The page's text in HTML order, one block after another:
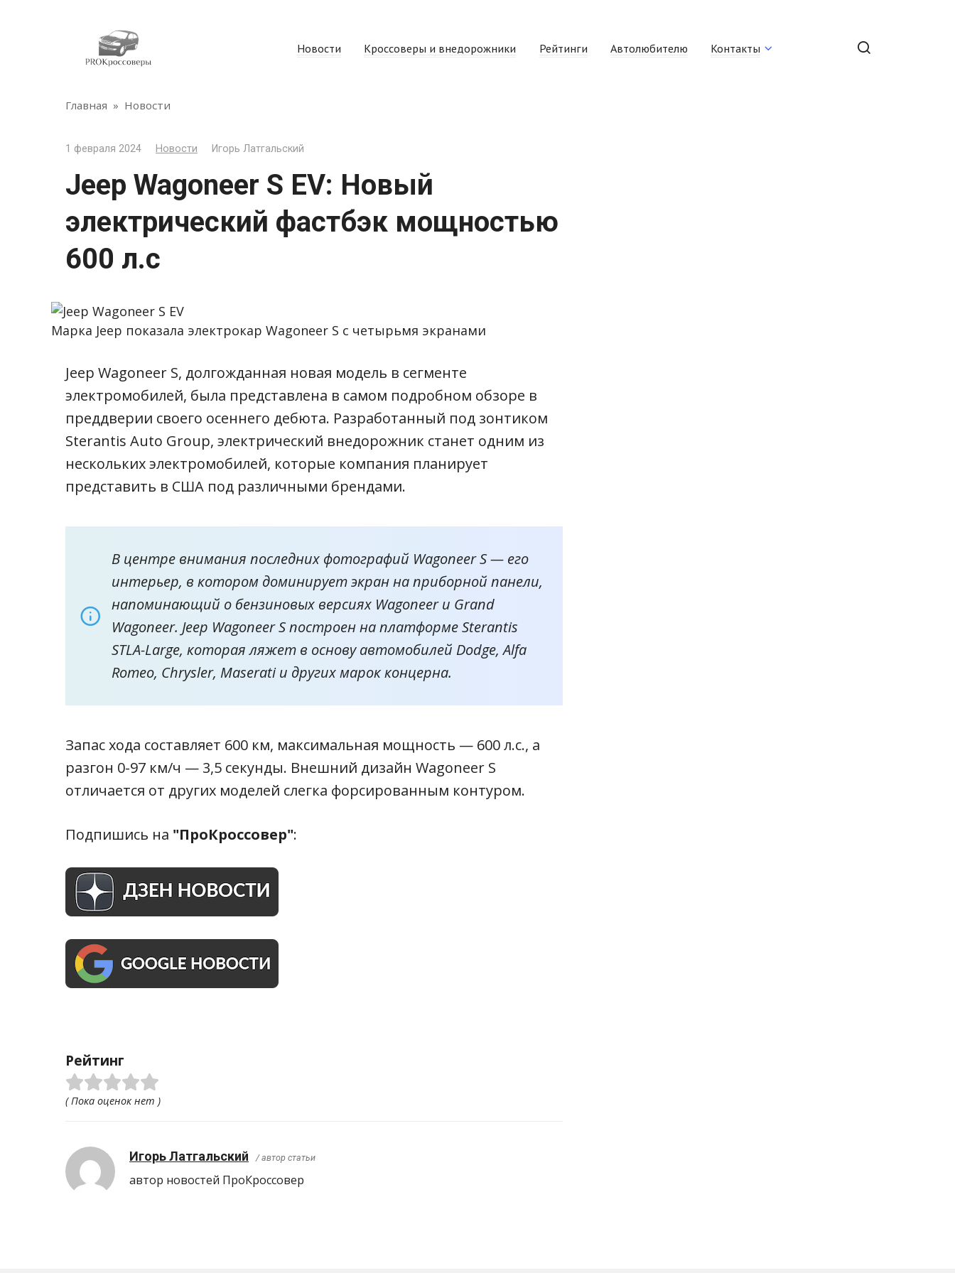
Новости Кроссоверы и внедорожники Рейтинги Автолюбителю Контакты
Главная » Новости
1 февраля 2024 Новости Игорь Латгальский
Jeep Wagoneer S EV: Новый
электрический фастбэк мощностью
600 л.с
Марка Jeep показала электрокар Wagoneer S с четырьмя экранами
Jeep Wagoneer S, долгожданная новая модель в сегменте
электромобилей, была представлена в самом подробном обзоре в
преддверии своего осеннего дебюта. Разработанный под зонтиком
Sterantis Auto Group, электрический внедорожник станет одним из
нескольких электромобилей, которые компания планирует
представить в США под различными брендами.
В центре внимания последних фотографий Wagoneer S — его
интерьер, в котором доминирует экран на приборной панели,
напоминающий о бензиновых версиях Wagoneer и Grand
Wagoneer. Jeep Wagoneer S построен на платформе Sterantis
STLA-Large, которая ляжет в основу автомобилей Dodge, Alfa
Romeo, Chrysler, Maserati и других марок концерна.
Запас хода составляет 600 км, максимальная мощность — 600 л.с., а
разгон 0-97 км/ч — 3,5 секунды. Внешний дизайн Wagoneer S
отличается от других моделей слегка форсированным контуром.
Подпишись на "ПроКроссовер":
Рейтинг
( Пока оценок нет )
Игорь Латгальский / автор статьи
автор новостей ПроКроcсовер